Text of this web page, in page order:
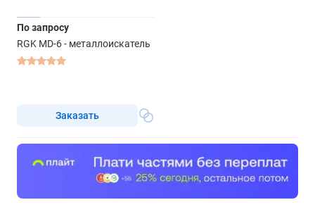
По запросу
RGK MD-6 - металлоискатель
Заказать